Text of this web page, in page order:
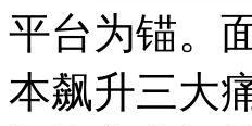
平台为锚。面
本飙升三大